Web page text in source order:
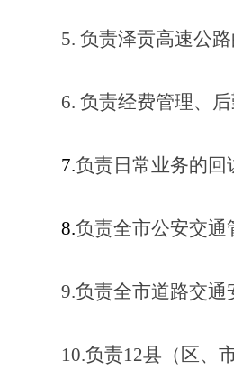
5. 负责泽贡高速公
6. 负责经费管理、
7.负责日常业务的回
8.负责全市公安交通
9.负责全市道路交通
10.负责12县（区、